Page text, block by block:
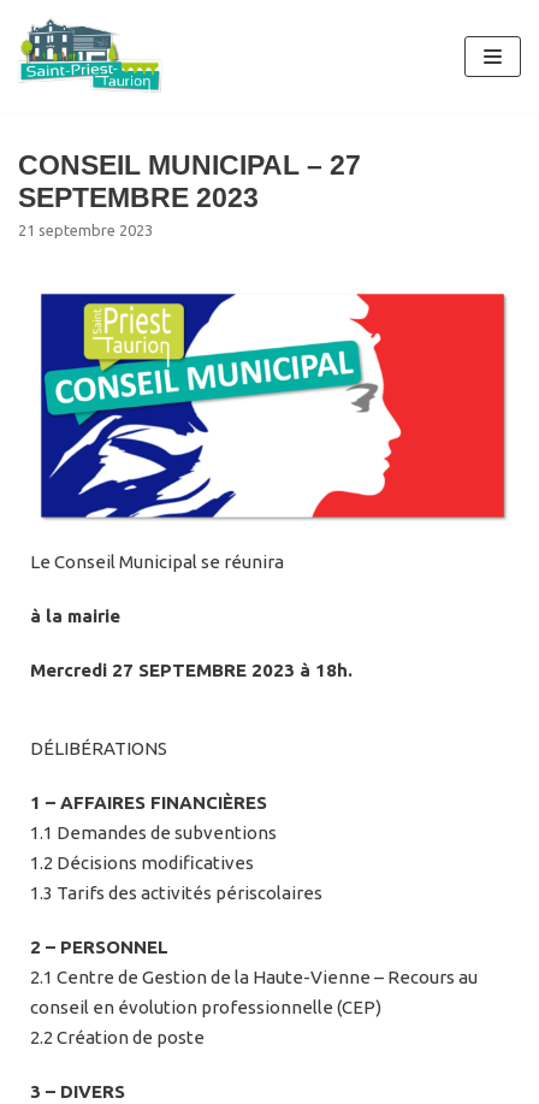
Aller
au
contenu
CONSEIL MUNICIPAL – 27
SEPTEMBRE 2023
21 septembre 2023
Le Conseil Municipal se réunira
à la mairie
Mercredi 27 SEPTEMBRE 2023 à 18h.
DÉLIBÉRATIONS
1 – AFFAIRES FINANCIÈRES
1.1 Demandes de subventions
1.2 Décisions modificatives
1.3 Tarifs des activités périscolaires
2 – PERSONNEL
2.1 Centre de Gestion de la Haute-Vienne – Recours au
conseil en évolution professionnelle (CEP)
2.2 Création de poste
3 – DIVERS